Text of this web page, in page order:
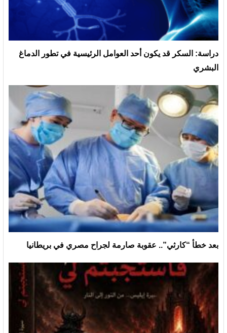
دراسة: السكر قد يكون أحد العوامل الرئيسية في تطور الدماغ
البشري
بعد خطأ “كارثي”.. عقوبة صارمة لجراح مصري في بريطانيا